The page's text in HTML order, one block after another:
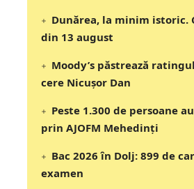
Dunărea, la minim istoric.
din 13 august
Moody’s păstrează
cere Nicușor Dan
Peste 1.300 de persoane
prin AJOFM Mehedinți
Bac 2026 în Dolj: 899 de
examen